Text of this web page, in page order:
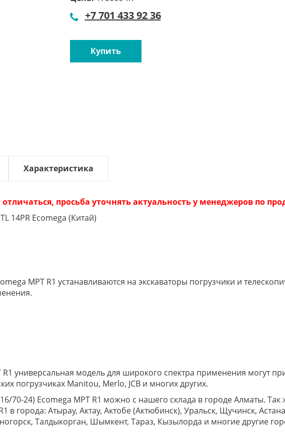
+7 701 433 92 36
Купить
Характеристика
просьба уточнять актуальность у менеджеров по
14PR Ecomega (Китай)
MPT R1 устанавливаются на экскаваторы погрузчики и
универсальная модель для широкого спектра применения могут
погрузчиках Manitou, Merlo, JCB и многих других.
70-24) Ecomega MPT R1 можно с нашего склада в городе Алматы.
в города: Атырау, Актау, Актобе (Актюбинск), Уральск, Щучинск,
Талдыкорган, Шымкент, Тараз, Кызылорда и многие другие